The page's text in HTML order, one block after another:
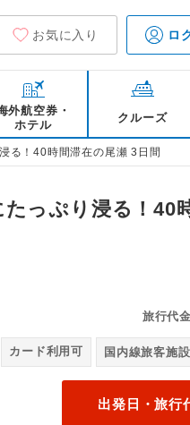
お気に入り ロ
外航空券・
ホテル
クルーズ
る！40時間滞在の尾瀬 3日間
っぷり浸る！40
キスゲと木道 花の例年の見頃：7
旅行代金
カード利用可 国内線旅客施
出発日・旅行